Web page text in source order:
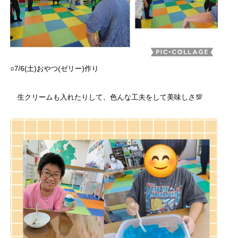
○7/6(土)おやつ(ゼリー)作り
生クリームも入れたりして、色んな工夫をして美味しさ💯